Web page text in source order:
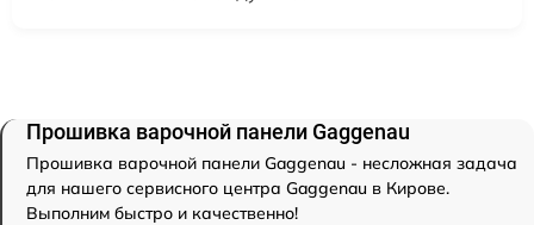
Прошивка варочной панели Gaggenau
Прошивка варочной панели Gaggenau - несложная задача
для нашего сервисного центра Gaggenau в Кирове.
Выполним быстро и качественно!